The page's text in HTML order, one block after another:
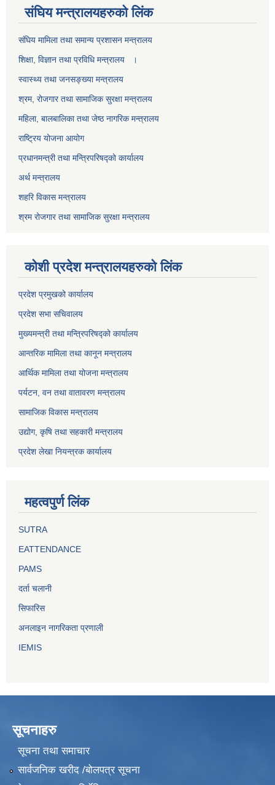
स‌ंघिय मन्त्रालयहरुको लिंक
स‌ंघिय मामिला तथा समान्य प्रशासन मन्त्रालय
शिक्षा, विज्ञान तथा प्रविधि मन्त्रालय ।
स्वास्थ्य तथा जनसङ्ख्या मन्त्रालय
श्रम, रोजगार तथा सामाजिक सुरक्षा मन्त्रालय
महिला, बालबालिका तथा जेष्ठ नागरिक मन्त्रालय
राष्ट्रिय योजना आयोग
प्रधानमन्त्री तथा मन्त्रिपरिषद्को कार्यालय
अर्थ मन्त्रालय
शहरि विकास मन्त्रालय
श्रम रोजगार तथा सामाजिक सुरक्षा मन्त्रालय
कोशी प्रदेश मन्त्रालयहरुको लिंक
प्रदेश प्रमुखको कार्यालय
प्रदेश सभा सचिवालय
मुख्यमन्त्री तथा मन्त्रिपरिषद्को कार्यालय
आन्तरिक मामिला तथा कानून मन्त्रालय
आर्थिक मामिला तथा योजना मन्त्रालय
पर्यटन, वन तथा वातावरण मन्त्रालय
सामाजिक विकास मन्त्रालय
उद्योग, कृषि तथा सहकारी मन्त्रालय
प्रदेश लेखा नियन्त्रक कार्यालय
महत्वपुर्ण लिंक
SUTRA
EATTENDANCE
PAMS
दर्ता चलानी
सिफारिस
अनलाइन नागरिकता प्रणाली
IEMIS
सूचनाहरु
सूचना तथा समाचार
सार्वजनिक खरीद /बोलपत्र सूचना